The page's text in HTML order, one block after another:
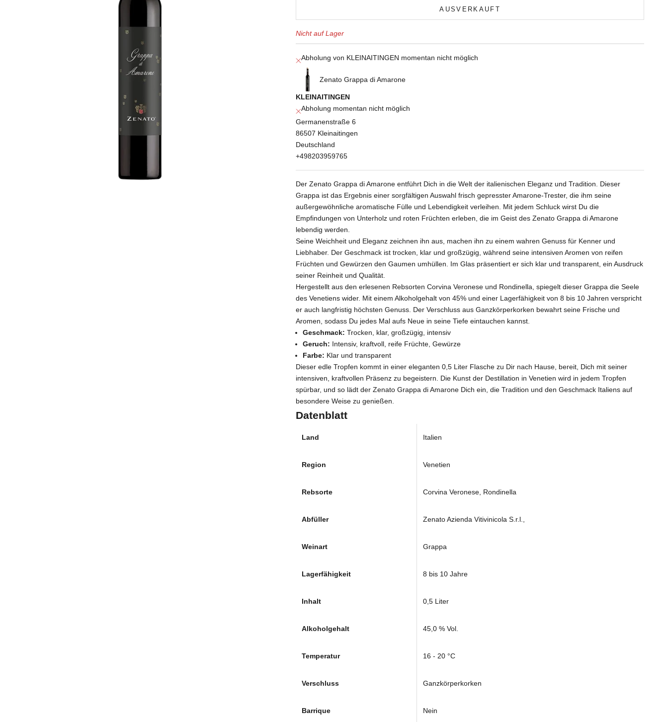
AUSVERKAUFT
Nicht auf Lager
Abholung von KLEINAITINGEN momentan nicht möglich
Zenato Grappa di Amarone
KLEINAITINGEN
Abholung momentan nicht möglich
Germanenstraße 6
86507 Kleinaitingen
Deutschland
+498203959765
Der Zenato Grappa di Amarone entführt Dich in die Welt der italienischen Eleganz und Tradition. Dieser
Grappa ist das Ergebnis einer sorgfältigen Auswahl frisch gepresster Amarone-Trester, die ihm seine
außergewöhnliche aromatische Fülle und Lebendigkeit verleihen. Mit jedem Schluck wirst Du die
Empfindungen von Unterholz und roten Früchten erleben, die im Geist des Zenato Grappa di Amarone
lebendig werden.
Seine Weichheit und Eleganz zeichnen ihn aus, machen ihn zu einem wahren Genuss für Kenner und
Liebhaber. Der Geschmack ist trocken, klar und großzügig, während seine intensiven Aromen von reifen
Früchten und Gewürzen den Gaumen umhüllen. Im Glas präsentiert er sich klar und transparent, ein Ausdruck
seiner Reinheit und Qualität.
Hergestellt aus den erlesenen Rebsorten Corvina Veronese und Rondinella, spiegelt dieser Grappa die Seele
des Venetiens wider. Mit einem Alkoholgehalt von 45% und einer Lagerfähigkeit von 8 bis 10 Jahren verspricht
er auch langfristig höchsten Genuss. Der Verschluss aus Ganzkörperkorken bewahrt seine Frische und
Aromen, sodass Du jedes Mal aufs Neue in seine Tiefe eintauchen kannst.
Geschmack: Trocken, klar, großzügig, intensiv
Geruch: Intensiv, kraftvoll, reife Früchte, Gewürze
Farbe: Klar und transparent
Dieser edle Tropfen kommt in einer eleganten 0,5 Liter Flasche zu Dir nach Hause, bereit, Dich mit seiner
intensiven, kraftvollen Präsenz zu begeistern. Die Kunst der Destillation in Venetien wird in jedem Tropfen
spürbar, und so lädt der Zenato Grappa di Amarone Dich ein, die Tradition und den Geschmack Italiens auf
besondere Weise zu genießen.
Datenblatt
Land Italien
Region Venetien
Rebsorte Corvina Veronese, Rondinella
Abfüller Zenato Azienda Vitivinicola S.r.l.,
Weinart Grappa
Lagerfähigkeit 8 bis 10 Jahre
Inhalt 0,5 Liter
Alkoholgehalt 45,0 % Vol.
Temperatur 16 - 20 °C
Verschluss Ganzkörperkorken
Barrique Nein